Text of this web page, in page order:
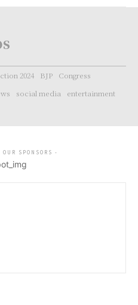
2024 BJP
Congress
social media entertainment
SPONSORS -